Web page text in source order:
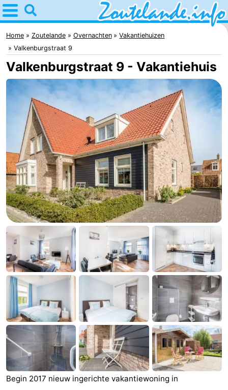
Home
Zoutelande
Tips
Voor
kinderen
Webcam
Webcam
Langstraat
Webcam
Strand
Overnachten
Appartementen
Bed
(&
breakfasts)
Campings
Hotels
Vakantiehuizen
Last
minutes
Strand
Zien
&
Bezienswaardigheden
Home Zoutelande Overnachten
Vakantiehuizen
Valkenburgstraat 9
Valkenburgstraat 9 - Vakantiehuis
Begin 2017 nieuw ingerichte vakantiewoning in